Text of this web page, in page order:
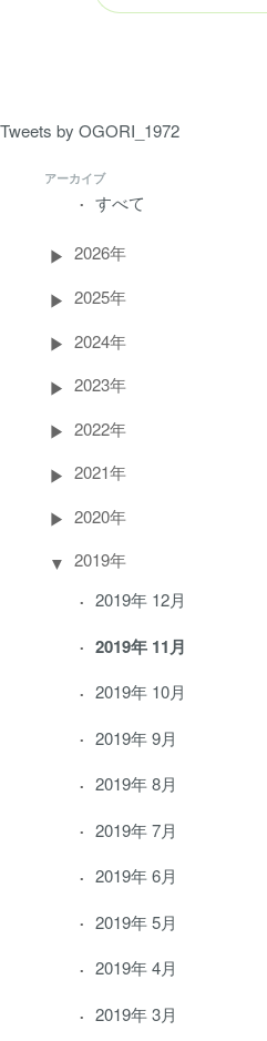
Tweets by OGORI_1972
アーカイブ
すべて
2026年
2025年
2024年
2023年
2022年
2021年
2020年
2019年
2019年 12月
2019年 11月
2019年 10月
2019年 9月
2019年 8月
2019年 7月
2019年 6月
2019年 5月
2019年 4月
2019年 3月
の